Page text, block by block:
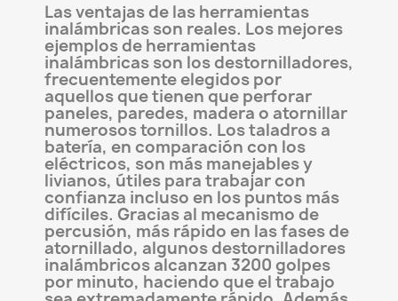
Las ventajas de las herramientas
inalámbricas son reales. Los mejores
ejemplos de herramientas
inalámbricas son los destornilladores,
frecuentemente elegidos por
aquellos que tienen que perforar
paneles, paredes, madera o atornillar
numerosos tornillos. Los taladros a
batería, en comparación con los
eléctricos, son más manejables y
livianos, útiles para trabajar con
confianza incluso en los puntos más
difíciles. Gracias al mecanismo de
percusión, más rápido en las fases de
atornillado, algunos destornilladores
inalámbricos alcanzan 3200 golpes
por minuto, haciendo que el trabajo